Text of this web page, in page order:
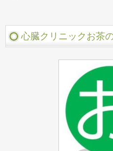
心臓クリニックお茶